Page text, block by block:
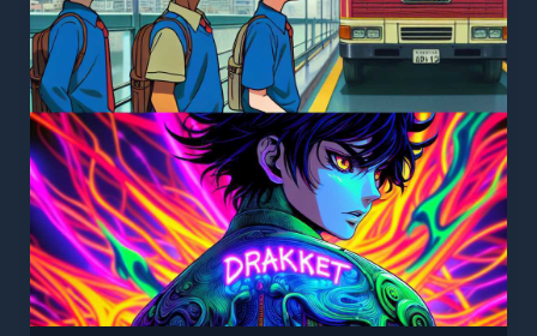
через
браузер
Тор
безопасно
и
анонимно